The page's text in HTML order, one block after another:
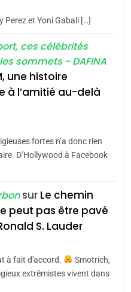
génocide, je dis
La nouvelle
de Boy George
d’Isaac:
pourrait
à 13 pays
latine
la plus
selon le
Perez et Yoni Gabali […]
ces célébrités
sommets - DAFINA
une histoire
à l’amitié au-delà
fortes n’a donc rien
D’Hollywood à Facebook
sur Le chemin
peut pas être pavé
S. Lauder
à fait d'accord.
Smotrich,
extrêmistes vivent dans
selon le rapport
ET RÉSILIENTE :
JE REVENDIQUE
par Thérèse
NOUS MANQUE –
Les amandes de
le miel de Tadla
produits